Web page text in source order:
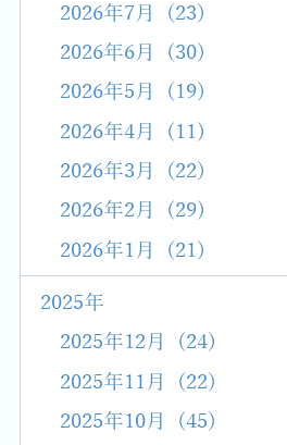
2026年7月 (23)
2026年6月 (30)
2026年5月 (19)
2026年4月 (11)
2026年3月 (22)
2026年2月 (29)
2026年1月 (21)
2025年
2025年12月 (24)
2025年11月 (22)
2025年10月 (45)